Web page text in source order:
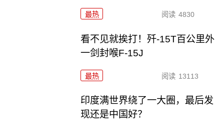
最热 阅读 4830
看不见就挨打！歼-15T百公里外
一剑封喉F-15J
最热 阅读 13113
印度满世界绕了一大圈，最后发
现还是中国好？